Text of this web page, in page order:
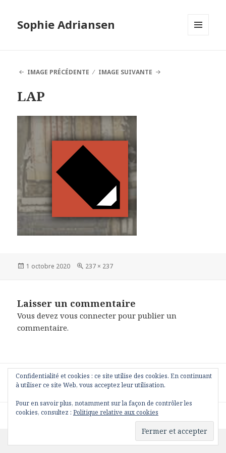
Sophie Adriansen
IMAGE PRÉCÉDENTE
IMAGE SUIVANTE
LAP
Publié
1 octobre 2020
Taille
237 × 237
Laisser un commentaire
Vous devezvous connecter pour publier un
commentaire.
Navigation
PUBLIÉ DANS
LAP
Fièrement propulsé par WordPress
Confidentialité et cookies : ce site utilise des cookies. En continuant
à utiliser ce site Web, vous acceptez leur utilisation.
Pour en savoir plus, notamment sur la façon de contrôler les
cookies, consultez : Politique relative aux cookies